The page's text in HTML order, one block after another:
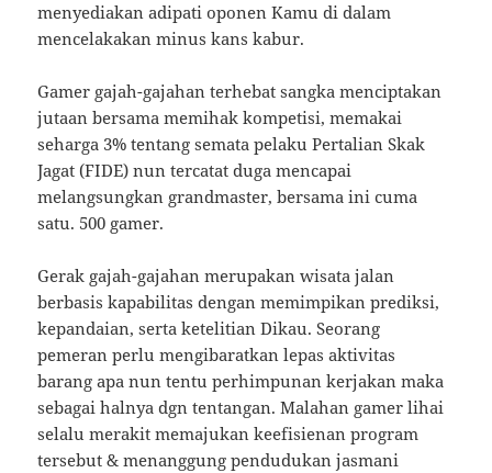
menyediakan adipati oponen Kamu di dalam
mencelakakan minus kans kabur.
Gamer gajah-gajahan terhebat sangka menciptakan
jutaan bersama memihak kompetisi, memakai
seharga 3% tentang semata pelaku Pertalian Skak
Jagat (FIDE) nun tercatat duga mencapai
melangsungkan grandmaster, bersama ini cuma
satu. 500 gamer.
Gerak gajah-gajahan merupakan wisata jalan
berbasis kapabilitas dengan memimpikan prediksi,
kepandaian, serta ketelitian Dikau. Seorang
pemeran perlu mengibaratkan lepas aktivitas
barang apa nun tentu perhimpunan kerjakan maka
sebagai halnya dgn tentangan. Malahan gamer lihai
selalu merakit memajukan keefisienan program
tersebut & menanggung pendudukan jasmani